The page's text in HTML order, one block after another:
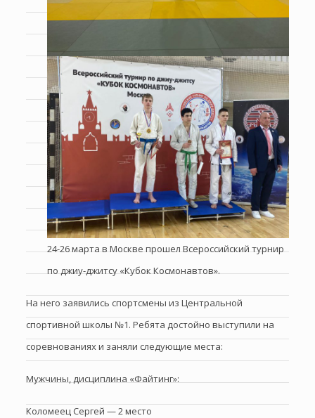
24-26 марта в Москве прошел Всероссийский турнир
по джиу-джитсу «Кубок Космонавтов».
На него заявились спортсмены из Центральной
спортивной школы №1. Ребята достойно выступили на
соревнованиях и заняли следующие места:
Мужчины, дисциплина «Файтинг»:
Коломеец Сергей — 2 место